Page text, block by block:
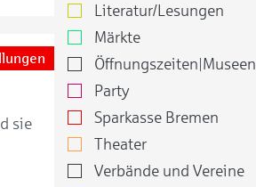
sie
Literatur/Lesungen
Märkte
Öffnungszeiten|Museen
Party
Sparkasse Bremen
Theater
Verbände und Vereine